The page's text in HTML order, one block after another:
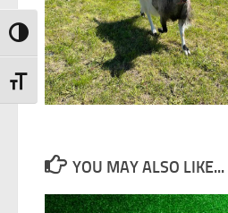
Nagy kontraszt váltása
Betűméret váltása
YOU MAY ALSO LIKE...